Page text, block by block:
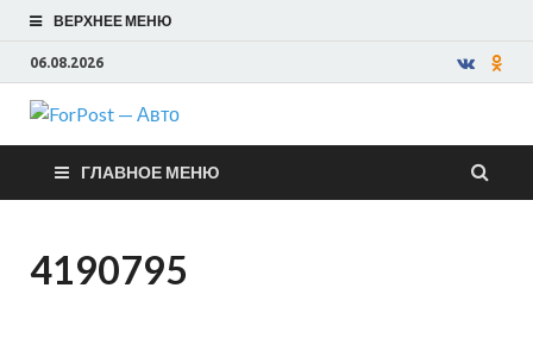
ВЕРХНЕЕ МЕНЮ
06.08.2026
ForPost —
Авто
ГЛАВНОЕ МЕНЮ
4190795